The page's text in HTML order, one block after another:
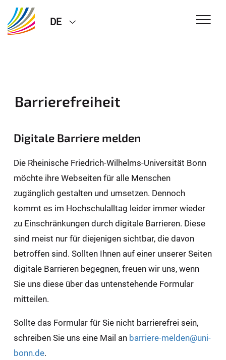
DE
Barrierefreiheit
Digitale Barriere melden
Die Rheinische Friedrich-Wilhelms-Universität Bonn
möchte ihre Webseiten für alle Menschen
zugänglich gestalten und umsetzen. Dennoch
kommt es im Hochschulalltag leider immer wieder
zu Einschränkungen durch digitale Barrieren. Diese
sind meist nur für diejenigen sichtbar, die davon
betroffen sind. Sollten Ihnen auf einer unserer Seiten
digitale Barrieren begegnen, freuen wir uns, wenn
Sie uns diese über das untenstehende Formular
mitteilen.
Sollte das Formular für Sie nicht barrierefrei sein,
schreiben Sie uns eine Mail an barriere-melden@uni-
bonn.de.